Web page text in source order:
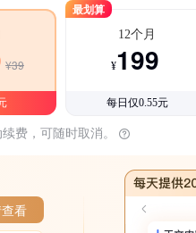
¥39
最划算
12个月
¥199
每日仅0.55元
费，可随时取消。
看